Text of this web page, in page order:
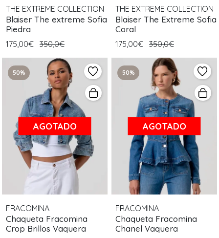
THE EXTREME COLLECTION
Blaiser The extreme Sofia
Piedra
175,00€ 350,0€
THE EXTREME COLLECTION
Blaiser The Extreme Sofia
Coral
175,00€ 350,0€
50%
AGOTADO
FRACOMINA
Chaqueta Fracomina
Crop Brillos Vaquera
50%
AGOTADO
FRACOMINA
Chaqueta Fracomina
Chanel Vaquera